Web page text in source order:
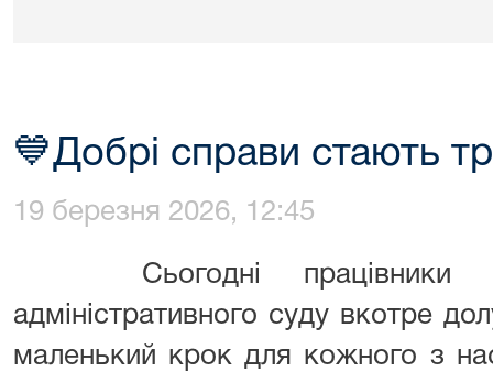
💙Добрі справи стають
19 березня 2026, 12:45
Сьогодні працівники
адміністративного суду вкотре
маленький крок для кожного з